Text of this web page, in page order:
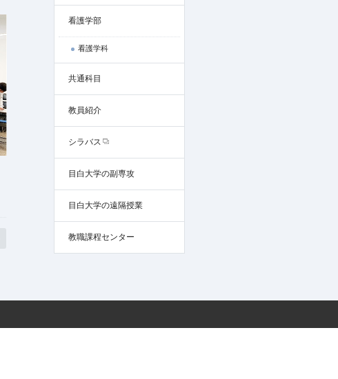
看護学部
看護学科
共通科目
教員紹介
シラバス
目白大学の副専攻
目白大学の遠隔授業
教職課程センター